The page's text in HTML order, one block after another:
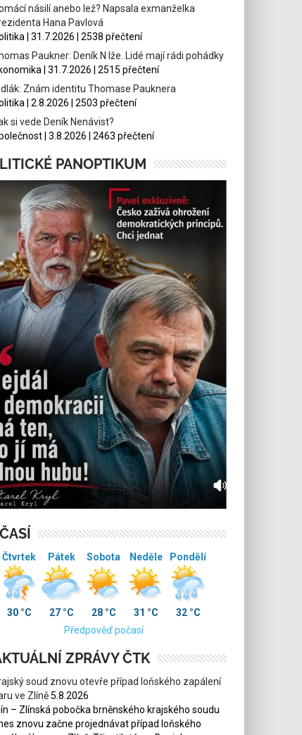
násilí anebo lež? Napsala exmanželka
Hana Pavlová
| 31.7.2026 | 2538 přečtení
Paukner: Deník N lže. Lidé mají rádi pohádky
| 31.7.2026 | 2515 přečtení
Znám identitu Thomase Pauknera
| 2.8.2026 | 2503 přečtení
si vede Deník Nenávist?
| 3.8.2026 | 2463 přečtení
PANOPTIKUM
Čtvrtek
30 °C
Pátek
27 °C
Sobota
28 °C
Neděle
31 °C
Pondělí
32 °C
Předpověď počasí
ZPRÁVY ČTK
soud znovu otevře případ loňského zapálení
ve Zlíně 5.8.2026
– Zlínská pobočka brněnského krajského soudu
znovu začne projednávat případ loňského